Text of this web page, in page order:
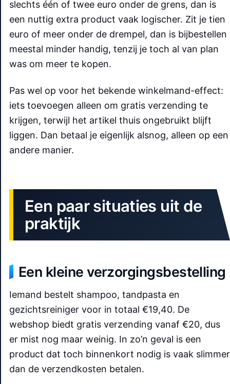
slechts één of twee euro onder de grens, dan is
een nuttig extra product vaak logischer. Zit je tien
euro of meer onder de drempel, dan is bijbestellen
meestal minder handig, tenzij je toch al van plan
was om meer te kopen.
Pas wel op voor het bekende winkelmand-effect:
iets toevoegen alleen om gratis verzending te
krijgen, terwijl het artikel thuis ongebruikt blijft
liggen. Dan betaal je eigenlijk alsnog, alleen op een
andere manier.
Een paar situaties uit de
praktijk
Een kleine verzorgingsbestelling
Iemand bestelt shampoo, tandpasta en
gezichtsreiniger voor in totaal €19,40. De
webshop biedt gratis verzending vanaf €20, dus
er mist nog maar weinig. In zo’n geval is een
product dat toch binnenkort nodig is vaak slimmer
dan de verzendkosten betalen.